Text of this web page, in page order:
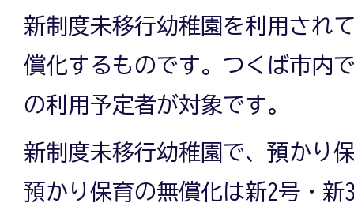
新制度未移行幼稚園を利用され
償化するものです。つくば市内
の利用予定者が対象です。
新制度未移行幼稚園で、預かり
預かり保育の無償化は新2号・新